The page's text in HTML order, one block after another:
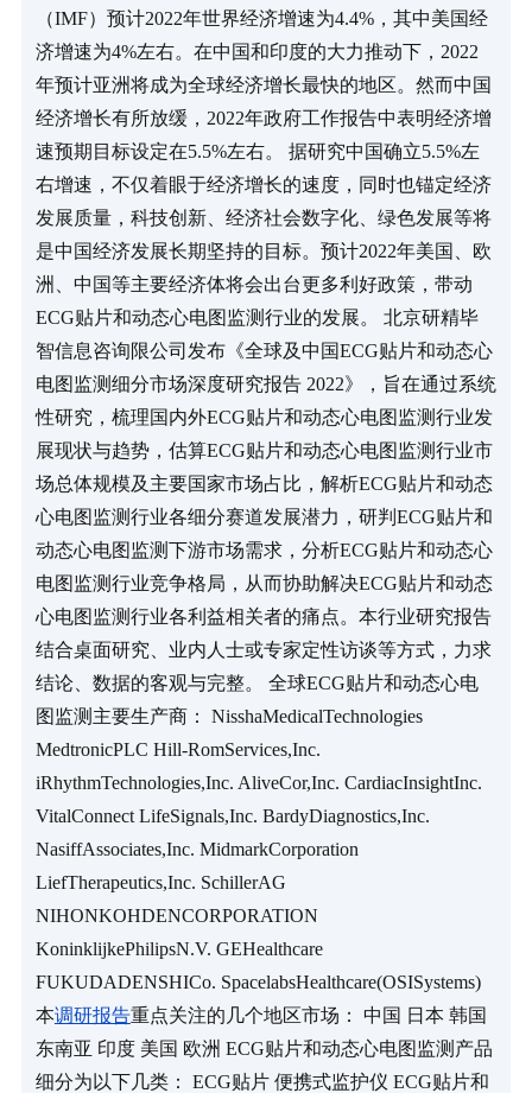
（IMF）预计2022年世界经济增速为4.4%，其中美国经
济增速为4%左右。在中国和印度的大力推动下，2022
年预计亚洲将成为全球经济增长最快的地区。然而中国
经济增长有所放缓，2022年政府工作报告中表明经济增
速预期目标设定在5.5%左右。 据研究中国确立5.5%左
右增速，不仅着眼于经济增长的速度，同时也锚定经济
发展质量，科技创新、经济社会数字化、绿色发展等将
是中国经济发展长期坚持的目标。预计2022年美国、欧
洲、中国等主要经济体将会出台更多利好政策，带动
ECG贴片和动态心电图监测行业的发展。 北京研精毕
智信息咨询限公司发布《全球及中国ECG贴片和动态心
电图监测细分市场深度研究报告 2022》，旨在通过系统
性研究，梳理国内外ECG贴片和动态心电图监测行业发
展现状与趋势，估算ECG贴片和动态心电图监测行业市
场总体规模及主要国家市场占比，解析ECG贴片和动态
心电图监测行业各细分赛道发展潜力，研判ECG贴片和
动态心电图监测下游市场需求，分析ECG贴片和动态心
电图监测行业竞争格局，从而协助解决ECG贴片和动态
心电图监测行业各利益相关者的痛点。本行业研究报告
结合桌面研究、业内人士或专家定性访谈等方式，力求
结论、数据的客观与完整。 全球ECG贴片和动态心电
图监测主要生产商： NisshaMedicalTechnologies
MedtronicPLC Hill-RomServices,Inc.
iRhythmTechnologies,Inc. AliveCor,Inc. CardiacInsightInc.
VitalConnect LifeSignals,Inc. BardyDiagnostics,Inc.
NasiffAssociates,Inc. MidmarkCorporation
LiefTherapeutics,Inc. SchillerAG
NIHONKOHDENCORPORATION
KoninklijkePhilipsN.V. GEHealthcare
FUKUDADENSHICo. SpacelabsHealthcare(OSISystems)
本调研报告重点关注的几个地区市场： 中国 日本 韩国
东南亚 印度 美国 欧洲 ECG贴片和动态心电图监测产品
细分为以下几类： ECG贴片 便携式监护仪 ECG贴片和